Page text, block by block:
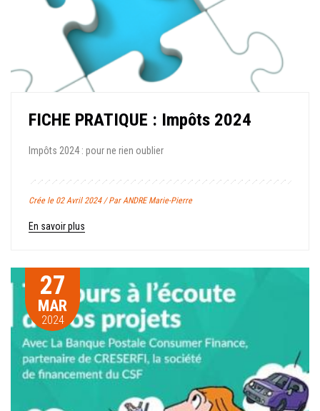
FICHE PRATIQUE : Impôts 2024
Impôts 2024 : pour ne rien oublier
Crée le 02 Avril 2024 / Par ANDRE Marie-Pierre
En savoir plus
27
MAR
2024